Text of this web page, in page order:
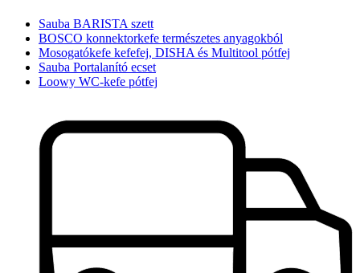
Sauba BARISTA szett
BOSCO konnektorkefe természetes anyagokból
Mosogatókefe kefefej, DISHA és Multitool pótfej
Sauba Portalanító ecset
Loowy WC-kefe pótfej